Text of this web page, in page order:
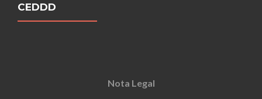
CEDDD
Nota Legal